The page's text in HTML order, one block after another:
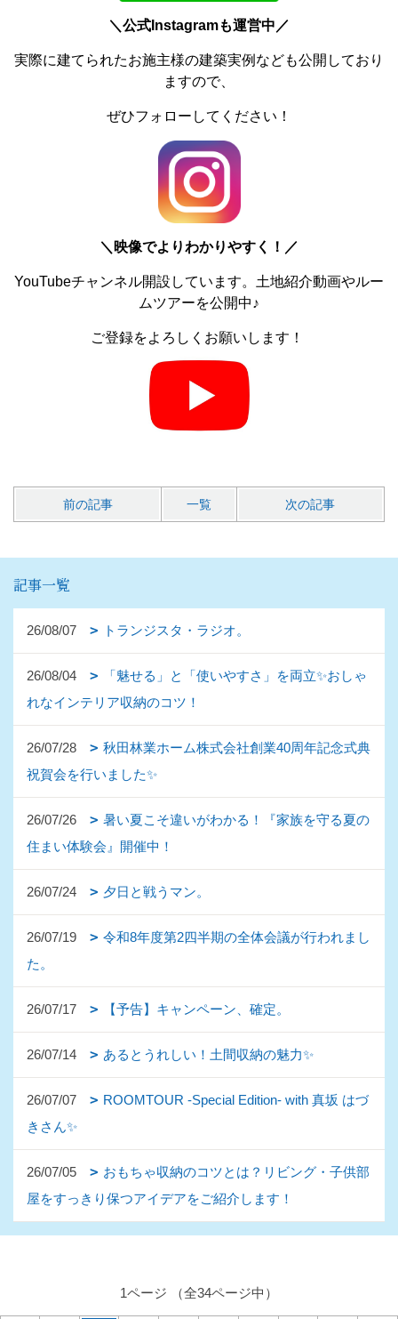
＼公式Instagramも運営中／
実際に建てられたお施主様の建築実例なども公開しており
ますので、
ぜひフォローしてください！
＼ 映像でよりわかりやすく！／
YouTubeチャンネル開設しています。土地紹介動画やルー
ムツアーを公開中♪
ご登録をよろしくお願いします！
前の記事 一覧 次の記事
記事一覧
26/08/07 トランジスタ・ラジオ。
26/08/04
「魅せる」と「使いやすさ」を両立✨おしゃ
れなインテリア収納のコツ！
26/07/28
秋田林業ホーム株式会社創業40周年記念式典
祝賀会を行いました✨
26/07/26
暑い夏こそ違いがわかる！『家族を守る夏の
住まい体験会』開催中！
26/07/24 夕日と戦うマン。
26/07/19
令和8年度第2四半期の全体会議が行われまし
た。
26/07/17 【予告】キャンペーン、確定。
26/07/14 あるとうれしい！土間収納の魅力✨
26/07/07
ROOMTOUR -Special Edition- with 真坂 はづ
きさん✨
26/07/05
おもちゃ収納のコツとは？リビング・子供部
屋をすっきり保つアイデアをご紹介します！
1ページ （全34ページ中）